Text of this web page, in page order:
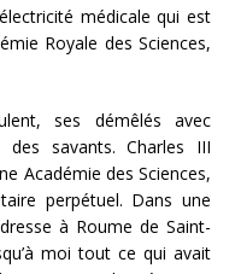
médicale qui est
Royale des Sciences,
ses démêlés avec
savants. Charles III
Académie des Sciences,
perpétuel. Dans une
à Roume de Saint-
moi tout ce qui avait